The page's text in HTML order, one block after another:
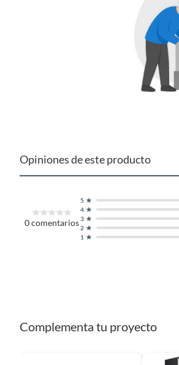
Serve que te permite servir una
saber cuándo la cafetera está en
llenado preciso y
procedencia China garantiza calidad
Complementa tu
Para complementar tu compra, te
Opiniones de este producto
0comentarios
1
2
3
4
5
Complementa tu proyecto